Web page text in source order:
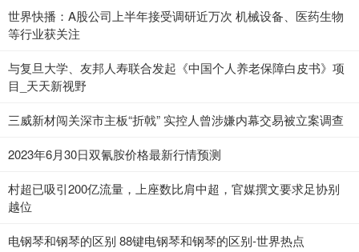
世界快播：A股公司上半年接受调研近万次 机械设备、医药生物
等行业获关注
与复旦大学、友邦人寿联合发起《中国个人养老保障白皮书》项
目_天天新视野
三威新材闯关深市主板“折戟” 实控人曾涉嫌内幕交易被立案调查
2023年6月30日双氰胺价格最新行情预测
村超已吸引200亿流量，上座数比肩中超，官媒撰文要求足协别
越位
电钢琴和钢琴的区别 88键电钢琴和钢琴的区别-世界热点